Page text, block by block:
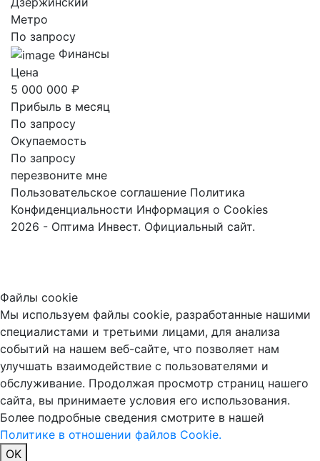
Метро
По запросу
Финансы
Цена
5 000 000 ₽
Прибыль в месяц
По запросу
Окупаемость
По запросу
перезвоните мне
Пользовательское соглашение Политика
Конфиденциальности Информация о Cookies
2026 - Оптима Инвест. Официальный сайт.
Файлы cookie
Мы используем файлы cookie, разработанные нашими
специалистами и третьими лицами, для анализа
событий на нашем веб-сайте, что позволяет нам
улучшать взаимодействие с пользователями и
обслуживание. Продолжая просмотр страниц нашего
сайта, вы принимаете условия его использования.
Более подробные сведения смотрите в нашей
Политике в отношении файлов Cookie.
OK